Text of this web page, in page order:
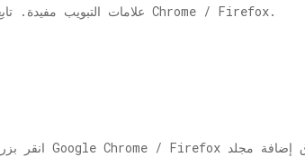
علامات التبويب مفيدة. تابع القراءة لمعرفة كيفية وضع إشارة مرجعية على جميع علامات التبويب في Chrome / Firefox.